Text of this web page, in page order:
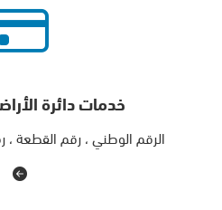
خدمات دائرة
الرقم الوطني ، رقم القطعة